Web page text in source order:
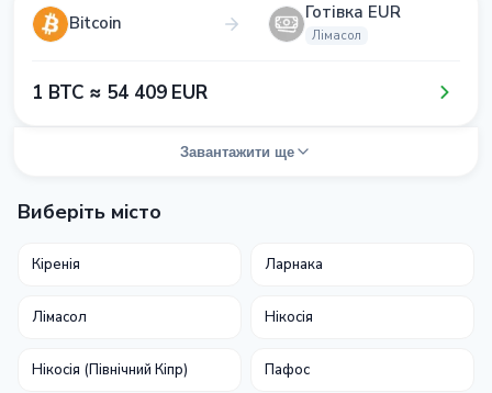
Bitcoin Готівка EUR
Лімасол
1​ BTC ≈ 5​4​ 4​0​9​ EUR
Завантажити ще
Виберіть місто
Кіренія Ларнака
Лімасол Нікосія
Нікосія (Північний Кіпр) Пафос